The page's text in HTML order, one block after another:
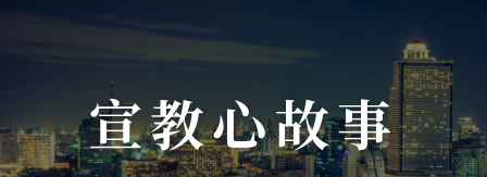
宣教心故事